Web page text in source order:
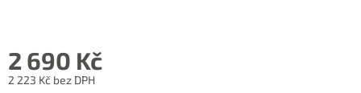
2 690 Kč
2 223 Kč bez DPH